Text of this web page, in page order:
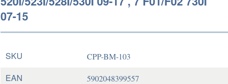
07-15
SKU CPP-BM-103
EAN 5902048399557